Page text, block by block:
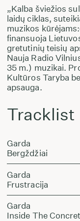
„Kalba šviežios
laidų ciklas,
muzikos
finansuoja
gretutinių teisių
Nauja Radio
35 m.) muzikai.
Kultūros Taryba
apsauga.
Tracklist
Garda
Bergždžiai
Garda
Frustracija
Garda
Inside The